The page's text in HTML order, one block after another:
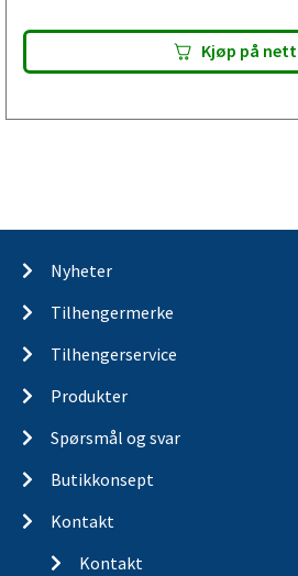
Kjøp på nett
Nyheter
Tilhengermerke
Tilhengerservice
Produkter
Spørsmål og svar
Butikkonsept
Kontakt
Kontakt